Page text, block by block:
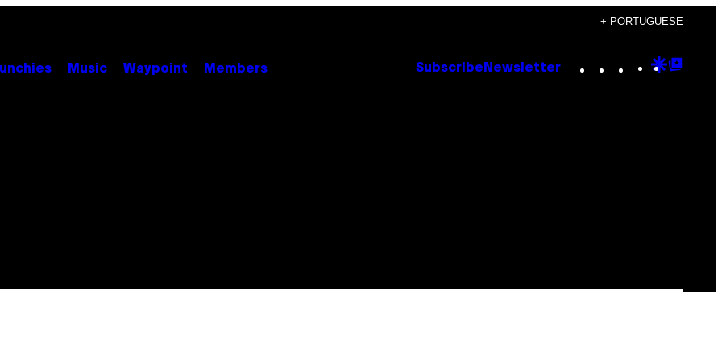
+ PORTUGUESE
Music Waypoint Members Subscribe Newsletter Instagram
TikTok
YouTube
Google